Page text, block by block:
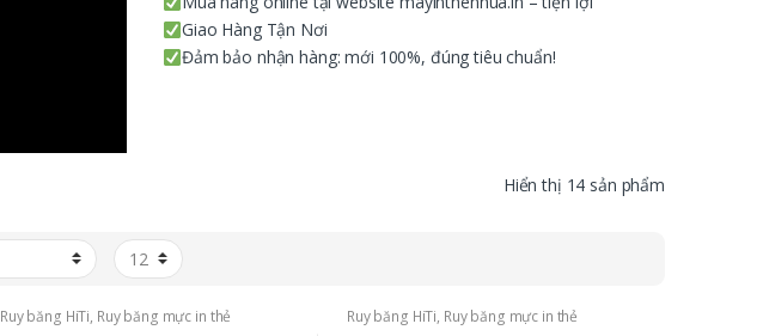
Giao Hàng Tận Nơi
Đảm bảo nhận hàng: mới 100%, đúng tiêu chuẩn!
Hiển thị 14 sản phẩm
Ruy băng HiTi, Ruy băng mực in thẻ Ruy băng HiTi, Ruy băng mực in thẻ